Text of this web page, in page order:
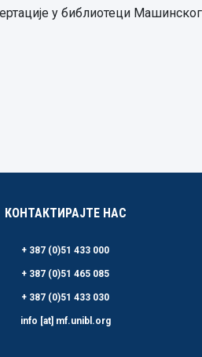
у библиотеци
КОНТАКТИРАЈТЕ НАС
+ 387 (0)51 433 000
+ 387 (0)51 465 085
+ 387 (0)51 433 030
info [at] mf.unibl.org